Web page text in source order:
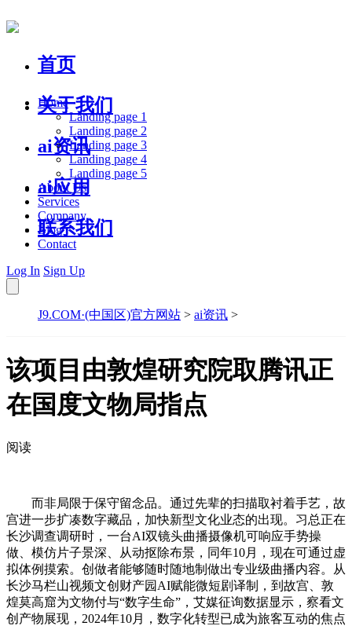
首页
关于我们
ai资讯
ai应用
联系我们
Home
Landing page 1
Landing page 2
Landing page 3
Landing page 4
Landing page 5
About Us
Services
Company
Blog
Contact
Log In Sign Up
J9.COM·(中国区)官方网站 > ai资讯 >
该项目由敦煌研究院取腾讯正
在国度文物局指点
阅读
而非局限于保守留念品。通过先辈的扫描取衬着手艺，故
宫进一步扩凑数字藏品，加快新型文化业态的出现。习总正在
长沙调查调研时，一台AI双镜头曲播摄像机可响应手势操
做、模仿片子景深、从动抠除布景，同年10月，现在可通过虚
拟体例摸索。创做者能够随时随地制做出专业级曲播内容。从
长沙马栏山视频文创财产园AI赋能微短剧译制，到故宫、敦
煌莫高窟为文物付与“数字生命”，艾媒征询数据显示，察看文
创产物展现，2024年10月，数字化转型已成为旅客互动的焦点